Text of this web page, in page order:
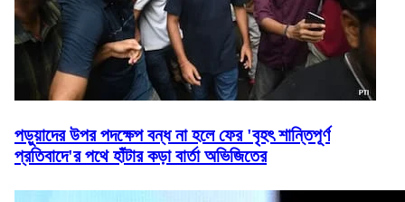
পড়ুয়াদের উপর পদক্ষেপ বন্ধ না হলে ফের 'বৃহৎ শান্তিপূর্ণ
প্রতিবাদে'র পথে হাঁটার কড়া বার্তা অভিজিতের